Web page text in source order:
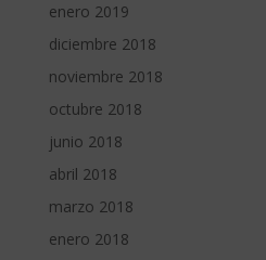
enero 2019
diciembre 2018
noviembre 2018
octubre 2018
junio 2018
abril 2018
marzo 2018
enero 2018